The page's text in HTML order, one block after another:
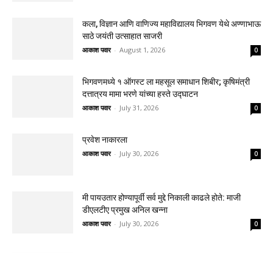
कला, विज्ञान आणि वाणिज्य महाविद्यालय भिगवण येथे अण्णाभाऊ
साठे जयंती उत्साहात साजरी
आकाश पवार - August 1, 2026 0
भिगवणमध्ये १ ऑगस्ट ला महसूल समाधान शिबीर; कृषिमंत्री
दत्तात्रय मामा भरणे यांच्या हस्ते उद्घाटन
आकाश पवार - July 31, 2026 0
प्रवेश नाकारला
आकाश पवार - July 30, 2026 0
मी पायउतार होण्यापूर्वी सर्व मुद्दे निकाली काढले होते: माजी
डीएलटीए प्रमुख अनिल खन्ना
आकाश पवार - July 30, 2026 0